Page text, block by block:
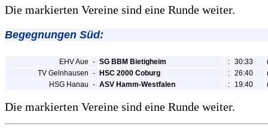
Die markierten Vereine sind eine Runde weiter.
Begegnungen Süd:
EHV Aue - SG BBM Bietigheim : 30:33
TV Gelnhausen - HSC 2000 Coburg : 26:40
HSG Hanau - ASV Hamm-Westfalen : 19:40
Die markierten Vereine sind eine Runde weiter.